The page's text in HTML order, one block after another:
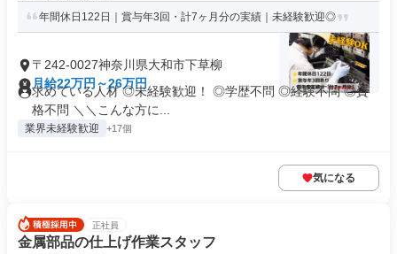
年間休日122日｜賞与年3回・計7ヶ月分の実績｜未経験歓迎◎
〒242-0027神奈川県大和市下草柳
月給22万円～26万円
求めている人材 ◎未経験歓迎！ ◎学歴不問 ◎経験不問 ◎資
格不問 ＼＼こんな方に...
業界未経験歓迎 +17個
気になる
正社員
金属部品の仕上げ作業スタッフ